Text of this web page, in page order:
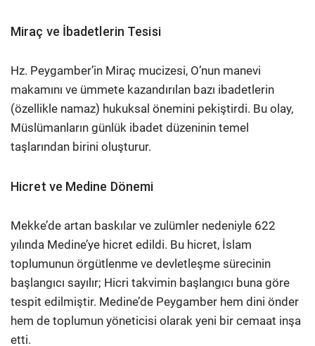
Miraç ve İbadetlerin Tesisi
Hz. Peygamber’in Miraç mucizesi, O’nun manevi
makamını ve ümmete kazandırılan bazı ibadetlerin
(özellikle namaz) hukuksal önemini pekiştirdi. Bu olay,
Müslümanların günlük ibadet düzeninin temel
taşlarından birini oluşturur.
Hicret ve Medine Dönemi
Mekke’de artan baskılar ve zulümler nedeniyle 622
yılında Medine’ye hicret edildi. Bu hicret, İslam
toplumunun örgütlenme ve devletleşme sürecinin
başlangıcı sayılır; Hicri takvimin başlangıcı buna göre
tespit edilmiştir. Medine’de Peygamber hem dini önder
hem de toplumun yöneticisi olarak yeni bir cemaat inşa
etti.